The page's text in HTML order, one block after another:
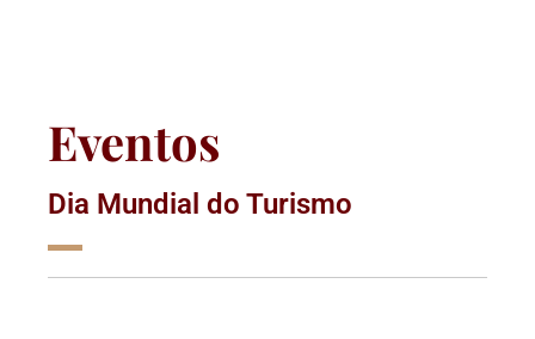
Eventos
Dia Mundial do Turismo